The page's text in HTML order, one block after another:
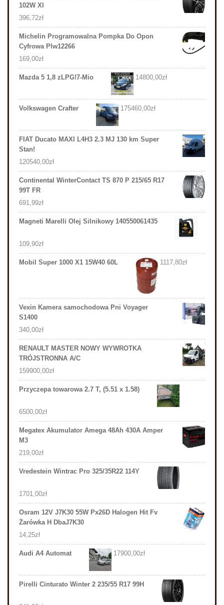
102W Xl
396,72zł
Michelin Programowalna Pompka Do Opon
Cyfrowa Plw12266
169,00zł
Mazda 5 1,8 zLPG!7-Mio 14800,00zł
Volkswagen Crafter 175460,00zł
FIAT Ducato MAXI L4H3 2.3 MJ 130 km Super
Stan!
120540,00zł
Continental WinterContact TS 870 P 215/65 R17
99T FR
691,99zł
Magneti Marelli Olej Silnikowy 140550061435
109,90zł
Mobil Super 1000 X1 15W40 60L 1117,80zł
Vexin Kamera samochodowa Pni Voyager
S1400
340,00zł
RENAULT MASTER NOWY WYWROTKA
TRÓJSTRONNA A/C
159900,00zł
Przyczepa towarowa 2.7 T, (5.51 x 1.58)
6500,00zł
Megatex Akumulator Amega 48Ah 430A Amper
M3
219,00zł
Vredestein Wintrac Pro 325/35R22 114Y
1701,00zł
Osram 12V J7K30 55W Px26D Halogen Hit Fv
Żarówka H DbaJ7K30
14,25zł
Audi A4 Automat 17900,00zł
Pirelli Cinturato Winter 2 235/55 R17 99H